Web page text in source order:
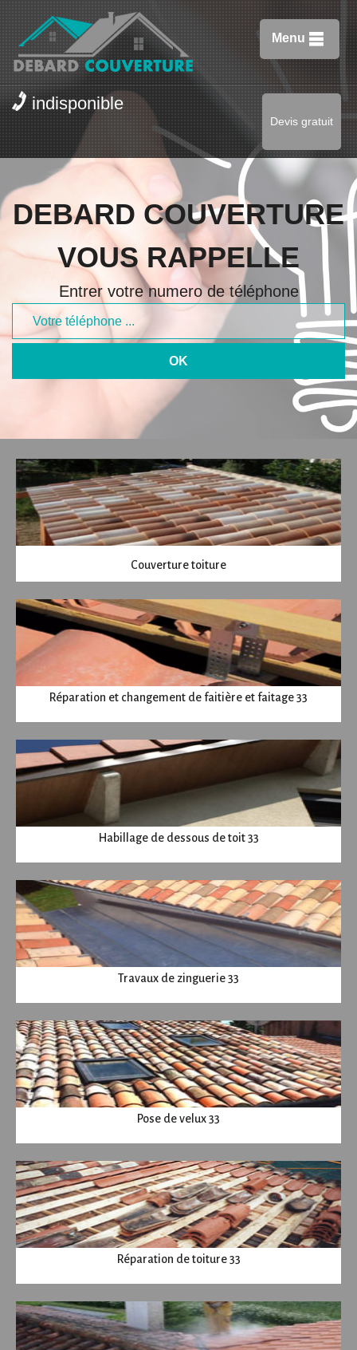
Menu
indisponible
Devis gratuit
DEBARD COUVERTURE
VOUS RAPPELLE
Entrer votre numero de téléphone
Couverture toiture
Réparation et changement de faitière et faitage 33
Habillage de dessous de toit 33
Travaux de zinguerie 33
Pose de velux 33
Réparation de toiture 33